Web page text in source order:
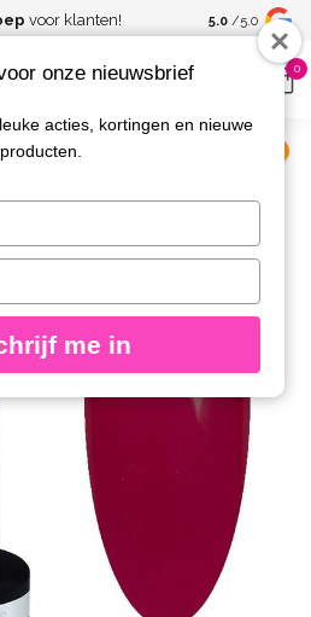
voor klanten! Spaar voor
kortingen
5.0 /5.0
0
8 gr.
gr.
onze nieuwsbrief
acties, kortingen en nieuwe
producten.
me in